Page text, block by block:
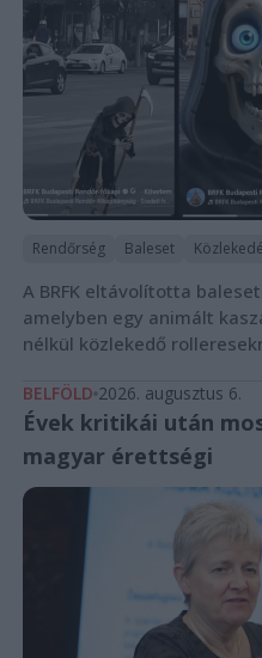
Rendőrség Baleset
A BRFK eltávolította
amelyben egy animált
nélkül közlekedő
BELFÖLD 2026. augusztus 6.
Évek kritikái után
magyar érettségi